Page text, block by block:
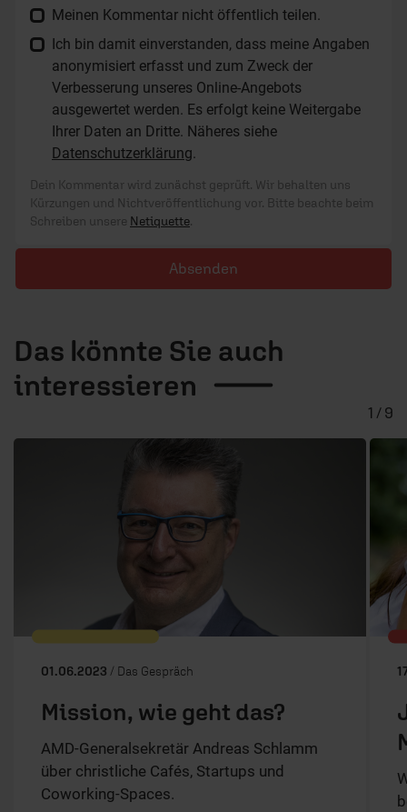
Meinen Kommentar nicht öffentlich teilen.
Ich bin damit einverstanden, dass meine Angaben
anonymisiert erfasst und zum Zweck der
Verbesserung unseres Online-Angebots
ausgewertet werden. Es erfolgt keine Weitergabe
Ihrer Daten an Dritte. Näheres siehe
Datenschutzerklärung.
Dein Kommentar wird zunächst geprüft. Wir behalten uns
Kürzungen und Nichtveröffentlichung vor. Bitte beachte beim
Schreiben unsere Netiquette.
Absenden
Das könnte Sie auch
interessieren
01.06.2023 / Das Gespräch
Mission, wie geht das?
AMD-Generalsekretär Andreas Schlamm
über christliche Cafés, Startups und
Coworking-Spaces.
1 / 9